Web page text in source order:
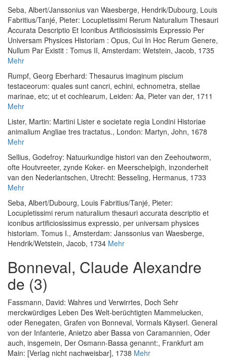
Seba, Albert/Janssonius van Waesberge, Hendrik/Dubourg, Louis
Fabritius/Tanjé, Pieter: Locupletissimi Rerum Naturalium Thesauri
Accurata Descriptio Et Iconibus Artificiosissimis Expressio Per
Universam Physices Historiam : Opus, Cui In Hoc Rerum Genere,
Nullum Par Existit : Tomus II, Amsterdam: Wetstein, Jacob, 1735
Mehr
Rumpf, Georg Eberhard: Thesaurus imaginum piscium
testaceorum: quales sunt cancri, echini, echnometra, stellae
marinae, etc; ut et cochlearum, Leiden: Aa, Pieter van der, 1711
Mehr
Lister, Martin: Martini Lister e societate regia Londini Historiae
animalium Angliae tres tractatus., London: Martyn, John, 1678
Mehr
Sellius, Godefroy: Natuurkundige histori van den Zeehoutworm,
ofte Houtvreeter, zynde Koker- en Meerschelpigh, inzonderheit
van den Nederlantschen, Utrecht: Besseling, Hermanus, 1733
Mehr
Seba, Albert/Dubourg, Louis Fabritius/Tanjé, Pieter:
Locupletissimi rerum naturalium thesauri accurata descriptio et
iconibus artificiosissimus expressio, per universam physices
historiam. Tomus I., Amsterdam: Janssonius van Waesberge,
Hendrik/Wetstein, Jacob, 1734 Mehr
Bonneval, Claude Alexandre
de (3)
Fassmann, David: Wahres und Verwirrtes, Doch Sehr
merckwürdiges Leben Des Welt-berüchtigten Mammelucken,
oder Renegaten, Grafen von Bonneval, Vormals Käyserl. General
von der Infanterie, Anietzo aber Bassa von Caramannien, Oder
auch, insgemein, Der Osmann-Bassa genannt:, Frankfurt am
Main: [Verlag nicht nachweisbar], 1738 Mehr